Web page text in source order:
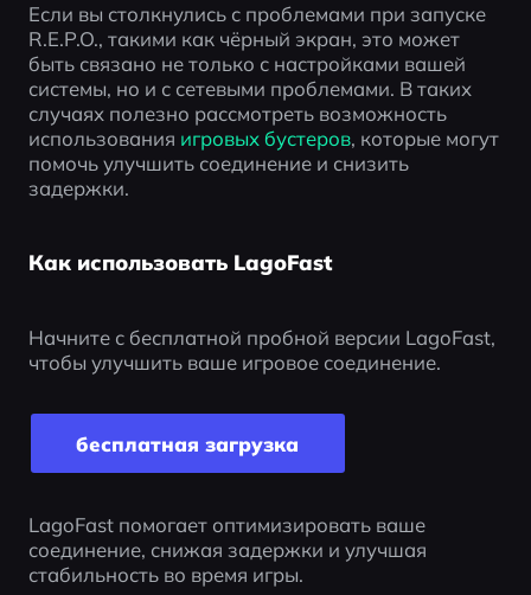
Если вы столкнулись с проблемами при запуске
R.E.P.O., такими как чёрный экран, это может
быть связано не только с настройками вашей
системы, но и с сетевыми проблемами. В таких
случаях полезно рассмотреть возможность
использования игровых бустеров, которые могут
помочь улучшить соединение и снизить
задержки.
Как использовать LagoFast
Начните с бесплатной пробной версии LagoFast,
чтобы улучшить ваше игровое соединение.
бесплатная загрузка
LagoFast помогает оптимизировать ваше
соединение, снижая задержки и улучшая
стабильность во время игры.